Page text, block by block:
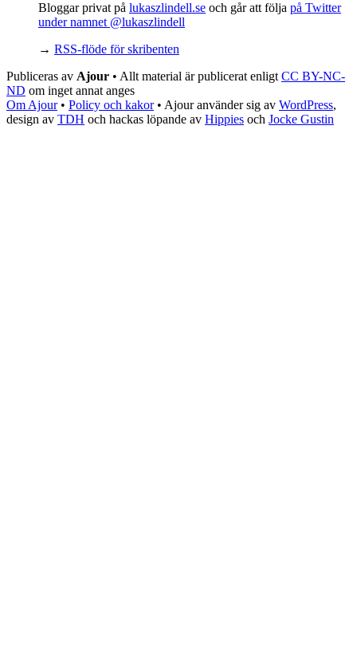
Bloggar privat på lukaszlindell.se och går att följa på Twitter
under namnet @lukaszlindell
→ RSS-flöde för skribenten
Publiceras av Ajour • Allt material är publicerat enligt CC BY-NC-
ND om inget annat anges
Om Ajour• Policy och kakor• Ajour använder sig av WordPress,
design av TDH och hackas löpande av Hippies och Jocke Gustin